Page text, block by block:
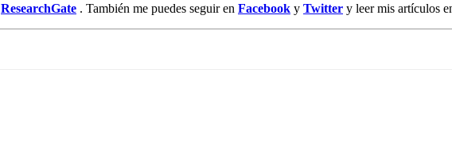
ResearchGate . También me puedes seguir en Facebook y Twitter y leer mis artículos